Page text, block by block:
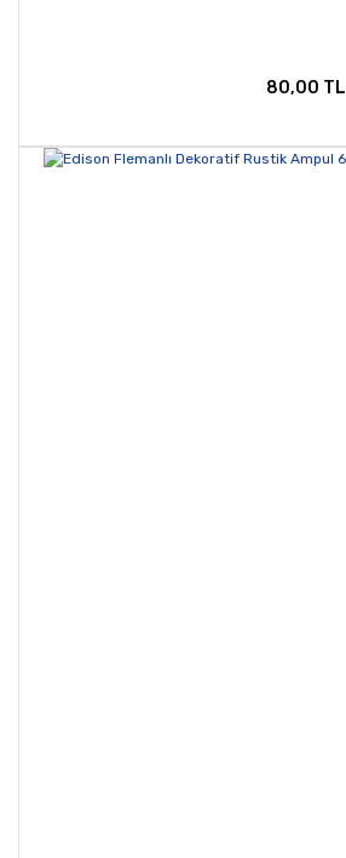
80,00 TL